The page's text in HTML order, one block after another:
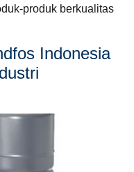
produk berkualitas
Indonesia